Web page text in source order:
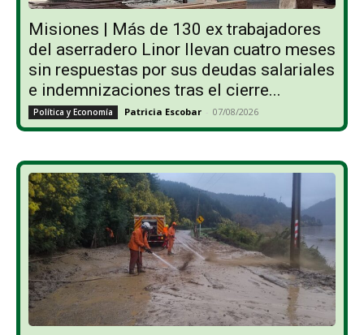
Misiones | Más de 130 ex trabajadores
del aserradero Linor llevan cuatro meses
sin respuestas por sus deudas salariales
e indemnizaciones tras el cierre...
Política y Economía Patricia Escobar - 07/08/2026